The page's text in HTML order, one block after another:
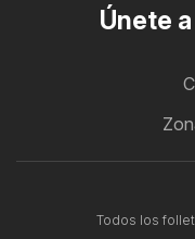
Únete
Todos los